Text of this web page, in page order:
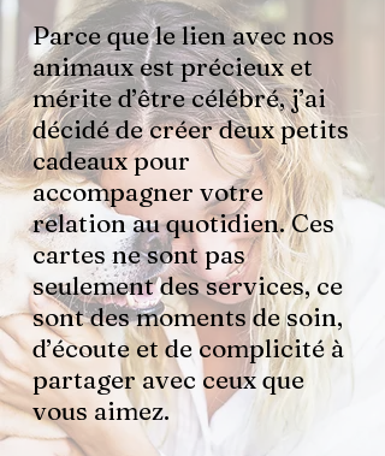
Parce que le lien avec nos
animaux est précieux et
mérite d’être célébré, j’ai
décidé de créer deux petits
cadeaux pour
accompagner votre
relation au quotidien. Ces
cartes ne sont pas
seulement des services, ce
sont des moments de soin,
d’écoute et de complicité à
partager avec ceux que
vous aimez.